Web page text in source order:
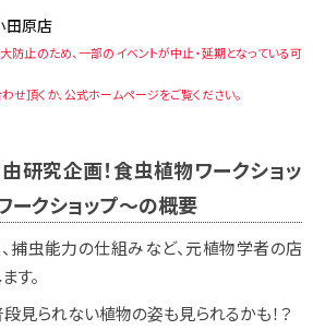
田原店
止のため、一部のイベントが中止・延期となっている可
頂くか、公式ホームページをご覧ください。
研究企画！食虫植物ワークショッ
クショップ～の概要
捕虫能力の仕組みなど、元植物学者の店
す。
見られない植物の姿も見られるかも！？